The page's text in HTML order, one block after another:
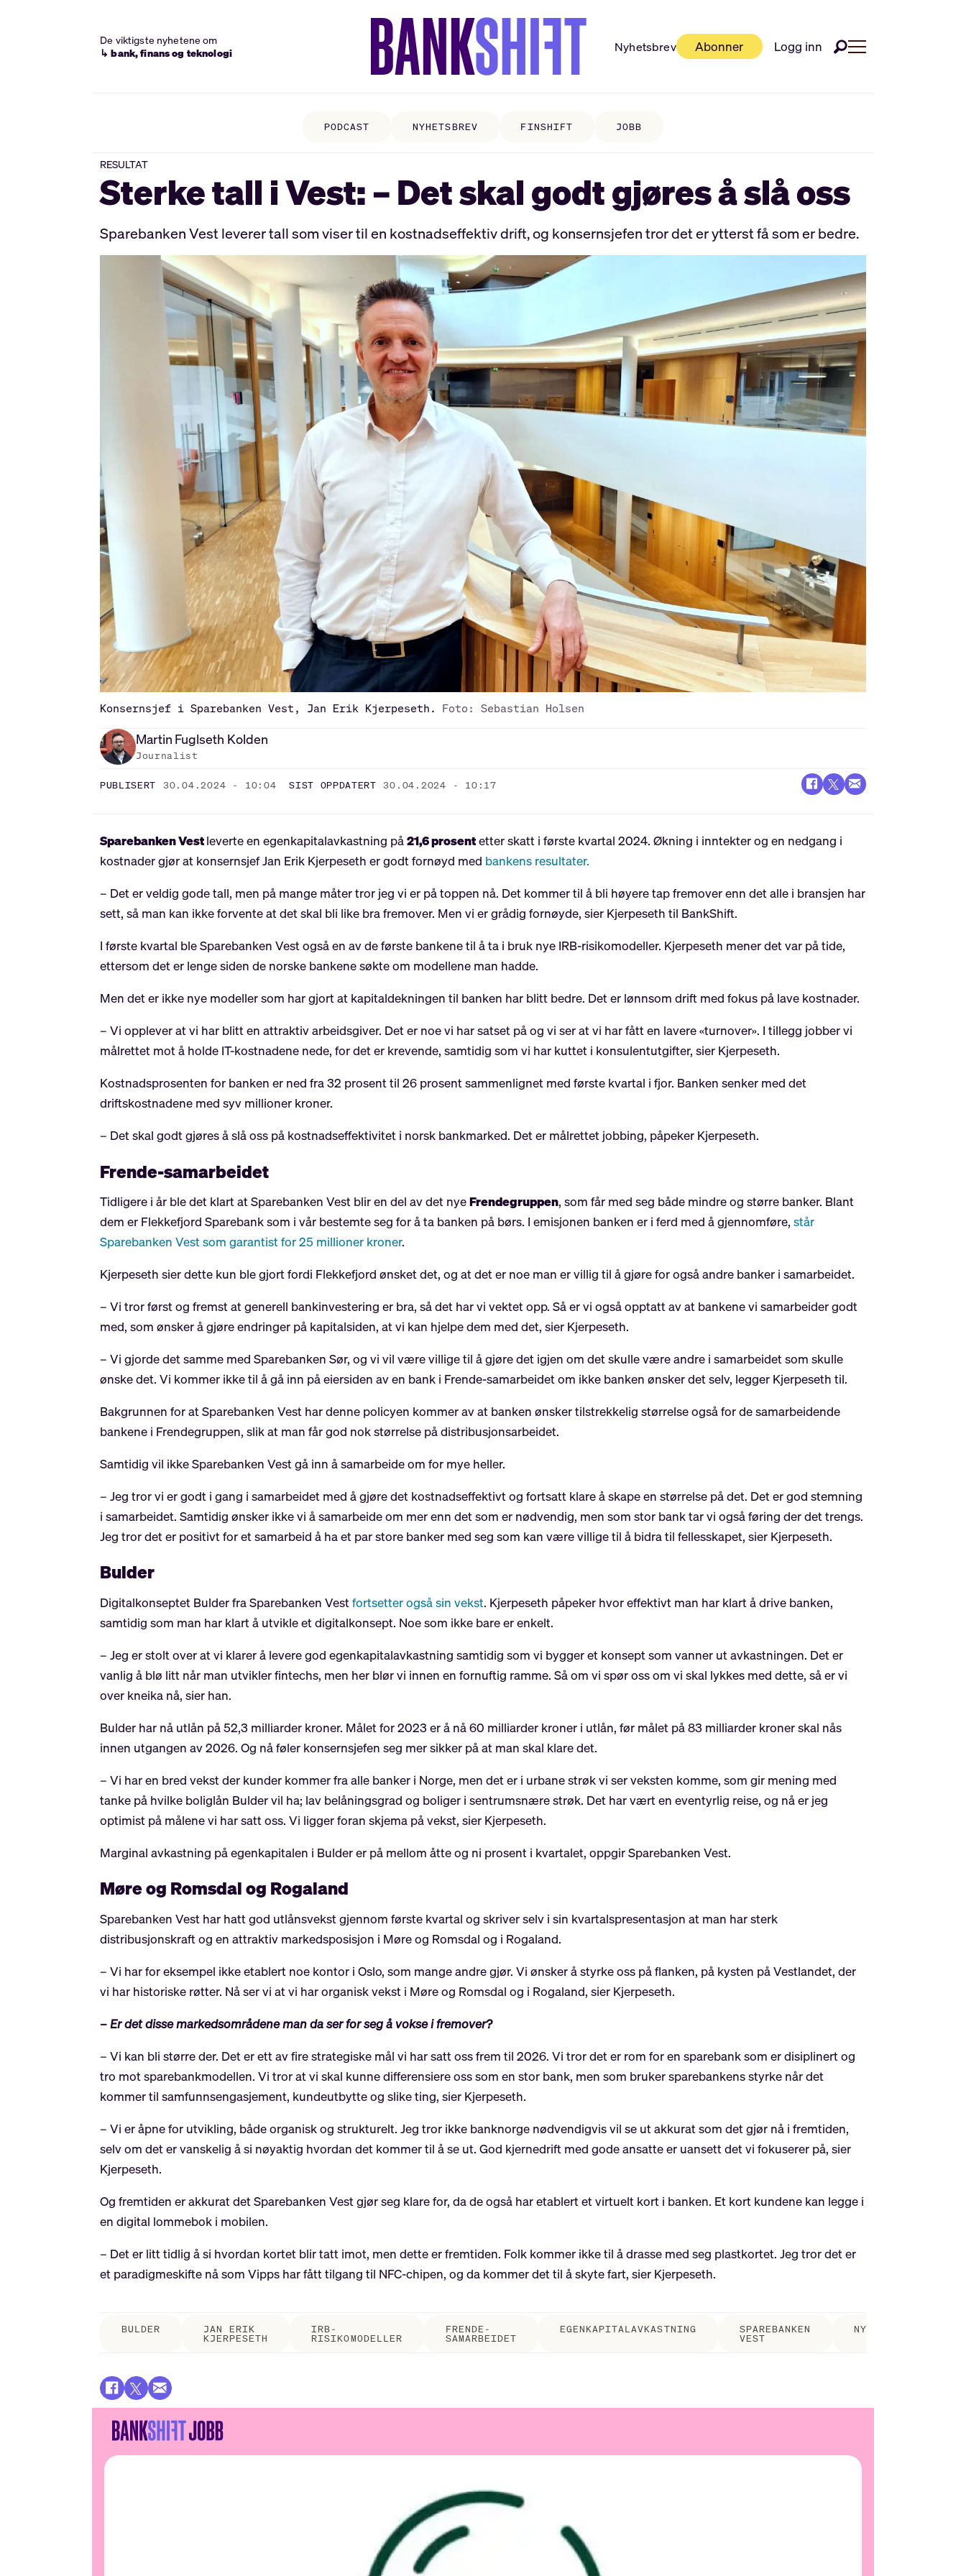
De viktigste nyhetene om
↳ bank, finans og teknologi
Nyhetsbrev Abonner Logg inn
PODCAST NYHETSBREV FINSHIFT JOBB
RESULTAT
Sterke tall i Vest: – Det skal godt gjøres å slå oss
Sparebanken Vest leverer tall som viser til en kostnadseffektiv drift, og konsernsjefen tror det er ytterst få som er bedre.
Konsernsjef i Sparebanken Vest, Jan Erik Kjerpeseth. Foto: Sebastian Holsen
Martin Fuglseth Kolden
Journalist
PUBLISERT 30.04.2024 - 10:04 SIST OPPDATERT 30.04.2024 - 10:17
Sparebanken Vestleverte en egenkapitalavkastning på21,6 prosentetter skatt i første kvartal 2024. Økning i inntekter og en nedgang i
kostnader gjør at konsernsjef Jan Erik Kjerpeseth er godt fornøyd med bankens resultater.
– Det er veldig gode tall, men på mange måter tror jeg vi er på toppen nå. Det kommer til å bli høyere tap fremover enn det alle i bransjen har
sett, så man kan ikke forvente at det skal bli like bra fremover. Men vi er grådig fornøyde, sier Kjerpeseth til BankShift.
I første kvartal ble Sparebanken Vest også en av de første bankene til å ta i bruk nye IRB-risikomodeller. Kjerpeseth mener det var på tide,
ettersom det er lenge siden de norske bankene søkte om modellene man hadde.
Men det er ikke nye modeller som har gjort at kapitaldekningen til banken har blitt bedre. Det er lønnsom drift med fokus på lave kostnader.
– Vi opplever at vi har blitt en attraktiv arbeidsgiver. Det er noe vi har satset på og vi ser at vi har fått en lavere «turnover». I tillegg jobber vi
målrettet mot å holde IT-kostnadene nede, for det er krevende, samtidig som vi har kuttet i konsulentutgifter, sier Kjerpeseth.
Kostnadsprosenten for banken er ned fra 32 prosent til 26 prosent sammenlignet med første kvartal i fjor. Banken senker med det
driftskostnadene med syv millioner kroner.
– Det skal godt gjøres å slå oss på kostnadseffektivitet i norsk bankmarked. Det er målrettet jobbing, påpeker Kjerpeseth.
Frende-samarbeidet
Tidligere i år ble det klart at Sparebanken Vest blir en del av det nyeFrendegruppen, som får med seg både mindre og større banker. Blant
dem er Flekkefjord Sparebank som i vår bestemte seg for å ta banken på børs. I emisjonen banken er i ferd med å gjennomføre,står
Sparebanken Vest som garantist for 25 millioner kroner.
Kjerpeseth sier dette kun ble gjort fordi Flekkefjord ønsket det, og at det er noe man er villig til å gjøre for også andre banker i samarbeidet.
– Vi tror først og fremst at generell bankinvestering er bra, så det har vi vektet opp. Så er vi også opptatt av at bankene vi samarbeider godt
med, som ønsker å gjøre endringer på kapitalsiden, at vi kan hjelpe dem med det, sier Kjerpeseth.
– Vi gjorde det samme med Sparebanken Sør, og vi vil være villige til å gjøre det igjen om det skulle være andre i samarbeidet som skulle
ønske det. Vi kommer ikke til å gå inn på eiersiden av en bank i Frende-samarbeidet om ikke banken ønsker det selv, legger Kjerpeseth til.
Bakgrunnen for at Sparebanken Vest har denne policyen kommer av at banken ønsker tilstrekkelig størrelse også for de samarbeidende
bankene i Frendegruppen, slik at man får god nok størrelse på distribusjonsarbeidet.
Samtidig vil ikke Sparebanken Vest gå inn å samarbeide om for mye heller.
– Jeg tror vi er godt i gang i samarbeidet med å gjøre det kostnadseffektivt og fortsatt klare å skape en størrelse på det. Det er god stemning
i samarbeidet. Samtidig ønsker ikke vi å samarbeide om mer enn det som er nødvendig, men som stor bank tar vi også føring der det trengs.
Jeg tror det er positivt for et samarbeid å ha et par store banker med seg som kan være villige til å bidra til fellesskapet, sier Kjerpeseth.
Bulder
Digitalkonseptet Bulder fra Sparebanken Vestfortsetter også sin vekst. Kjerpeseth påpeker hvor effektivt man har klart å drive banken,
samtidig som man har klart å utvikle et digitalkonsept. Noe som ikke bare er enkelt.
– Jeg er stolt over at vi klarer å levere god egenkapitalavkastning samtidig som vi bygger et konsept som vanner ut avkastningen. Det er
vanlig å blø litt når man utvikler fintechs, men her blør vi innen en fornuftig ramme. Så om vi spør oss om vi skal lykkes med dette, så er vi
over kneika nå, sier han.
Bulder har nå utlån på 52,3 milliarder kroner. Målet for 2023 er å nå 60 milliarder kroner i utlån, før målet på 83 milliarder kroner skal nås
innen utgangen av 2026. Og nå føler konsernsjefen seg mer sikker på at man skal klare det.
– Vi har en bred vekst der kunder kommer fra alle banker i Norge, men det er i urbane strøk vi ser veksten komme, som gir mening med
tanke på hvilke boliglån Bulder vil ha; lav belåningsgrad og boliger i sentrumsnære strøk. Det har vært en eventyrlig reise, og nå er jeg
optimist på målene vi har satt oss. Vi ligger foran skjema på vekst, sier Kjerpeseth.
Marginal avkastning på egenkapitalen i Bulder er på mellom åtte og ni prosent i kvartalet, oppgir Sparebanken Vest.
Møre og Romsdal og Rogaland
Sparebanken Vest har hatt god utlånsvekst gjennom første kvartal og skriver selv i sin kvartalspresentasjon at man har sterk
distribusjonskraft og en attraktiv markedsposisjon i Møre og Romsdal og i Rogaland.
– Vi har for eksempel ikke etablert noe kontor i Oslo, som mange andre gjør. Vi ønsker å styrke oss på flanken, på kysten på Vestlandet, der
vi har historiske røtter. Nå ser vi at vi har organisk vekst i Møre og Romsdal og i Rogaland, sier Kjerpeseth.
– Er det disse markedsområdene man da ser for seg å vokse i fremover?
– Vi kan bli større der. Det er ett av fire strategiske mål vi har satt oss frem til 2026. Vi tror det er rom for en sparebank som er disiplinert og
tro mot sparebankmodellen. Vi tror at vi skal kunne differensiere oss som en stor bank, men som bruker sparebankens styrke når det
kommer til samfunnsengasjement, kundeutbytte og slike ting, sier Kjerpeseth.
– Vi er åpne for utvikling, både organisk og strukturelt. Jeg tror ikke banknorge nødvendigvis vil se ut akkurat som det gjør nå i fremtiden,
selv om det er vanskelig å si nøyaktig hvordan det kommer til å se ut. God kjernedrift med gode ansatte er uansett det vi fokuserer på, sier
Kjerpeseth.
Og fremtiden er akkurat det Sparebanken Vest gjør seg klare for, da de også har etablert et virtuelt kort i banken. Et kort kundene kan legge i
en digital lommebok i mobilen.
– Det er litt tidlig å si hvordan kortet blir tatt imot, men dette er fremtiden. Folk kommer ikke til å drasse med seg plastkortet. Jeg tror det er
et paradigmeskifte nå som Vipps har fått tilgang til NFC-chipen, og da kommer det til å skyte fart, sier Kjerpeseth.
BULDER JAN ERIK
KJERPESETH
IRB-
RISIKOMODELLER
FRENDE-
SAMARBEIDET
EGENKAPITALAVKASTNING SPAREBANKEN
VEST
NYHETER